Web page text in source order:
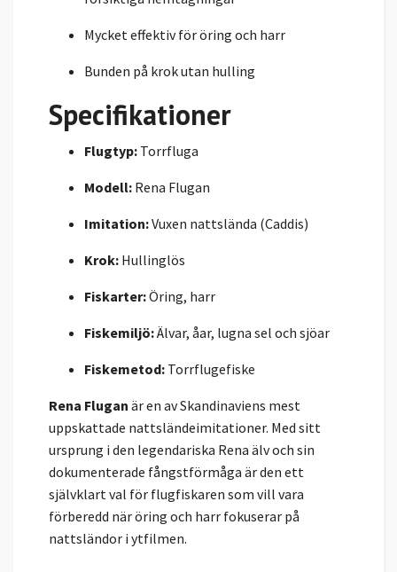
Mycket effektiv för öring och harr
Bunden på krok utan hulling
Specifikationer
Flugtyp: Torrfluga
Modell: Rena Flugan
Imitation:Vuxen nattslända (Caddis)
Krok: Hullinglös
Fiskarter:Öring, harr
Fiskemiljö:Älvar, åar, lugna sel och sjöar
Fiskemetod: Torrflugefiske
Rena Flugan är en av Skandinaviens mest
uppskattade nattsländeimitationer. Med sitt
ursprung i den legendariska Rena älv och sin
dokumenterade fångstförmåga är den ett
självklart val för flugfiskaren som vill vara
förberedd när öring och harr fokuserar på
nattsländor i ytfilmen.